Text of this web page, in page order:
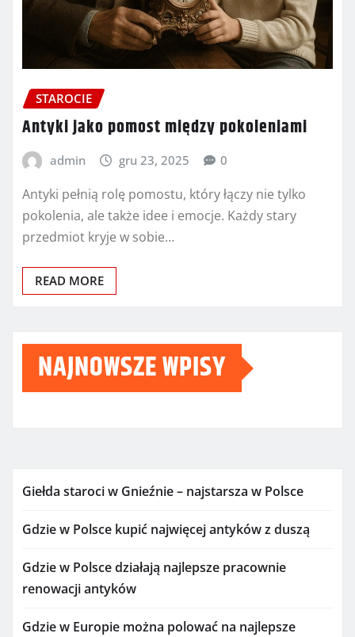
STAROCIE
Antyki jako pomost między pokoleniami
admin gru 23, 2025 0
Antyki pełnią rolę pomostu, który łączy nie tylko
pokolenia, ale także idee i emocje. Każdy stary
przedmiot kryje w sobie…
READ MORE
NAJNOWSZE WPISY
Giełda staroci w Gnieźnie – najstarsza w Polsce
Gdzie w Polsce kupić najwięcej antyków z duszą
Gdzie w Polsce działają najlepsze pracownie
renowacji antyków
Gdzie w Europie można polować na najlepsze